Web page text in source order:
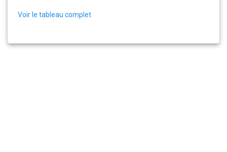
Voir le tableau complet